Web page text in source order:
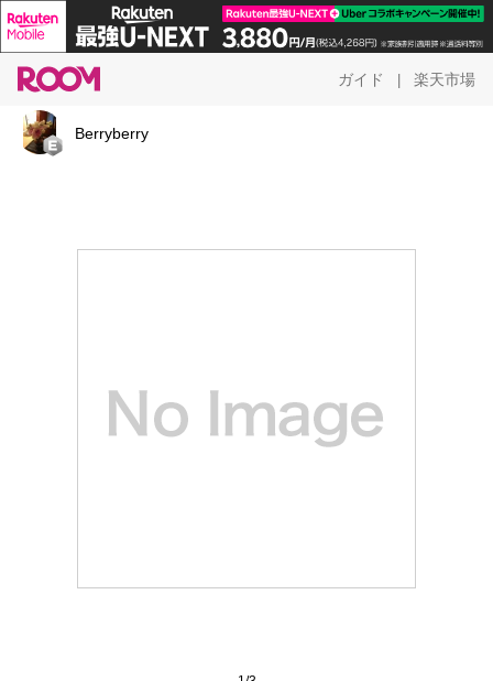
ガイド 楽天市場
Berryberry